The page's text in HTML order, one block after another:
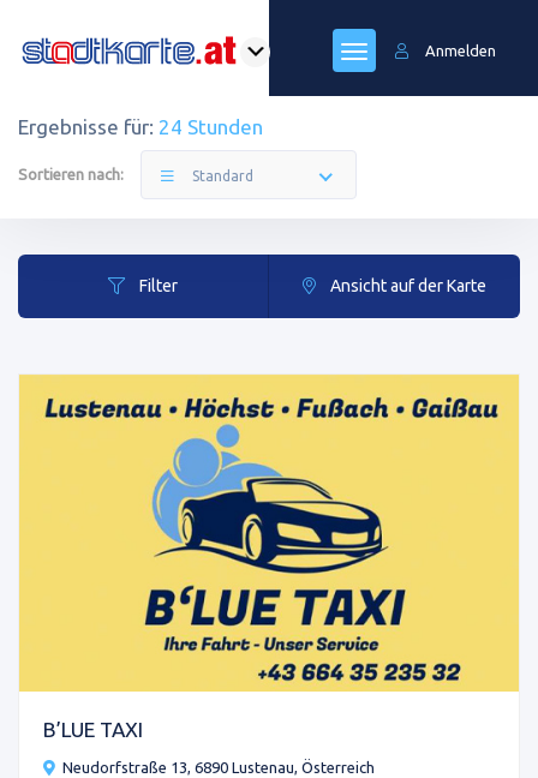
Anmelden
Ergebnisse für: 24 Stunden
Sortieren nach: Standard
Filter Ansicht auf der Karte
B’LUE TAXI
Neudorfstraße 13, 6890 Lustenau, Österreich